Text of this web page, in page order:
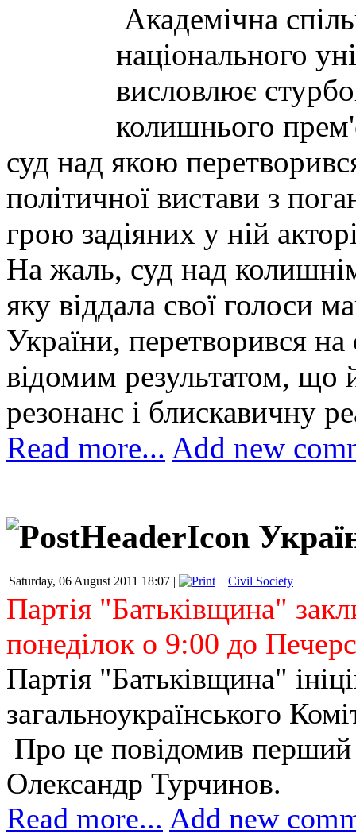
Академічна
національного
висловлює
колишнього
суд над якою
політичної вистави з
грою задіяних у ній
На жаль, суд над
яку віддала свої голоси
України, перетворився на
відомим результатом, що
резонанс і блискавичну
Read more... Add new
Saturday, 06 August 2011 18:07 | Civil Society
Партія "Батьківщина"
понеділок о 9:00 до
Партія "Батьківщина"
загальноукраїнського
Про це повідомив перший
Олександр Турчинов.
Read more... Add new